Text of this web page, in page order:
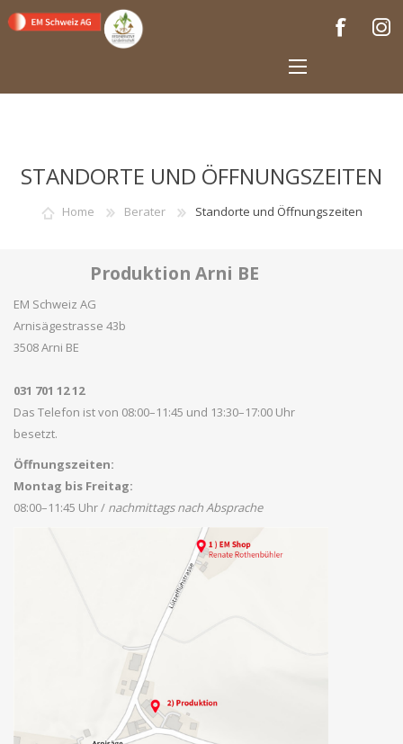
STANDORTE UND ÖFFNUNGSZEITEN
Home Berater Standorte und Öffnungszeiten
Produktion Arni BE
EM Schweiz AG
Arnisägestrasse 43b
3508 Arni BE
031 701 12 12
Das Telefon ist von 08:00–11:45 und 13:30–17:00 Uhr
besetzt.
Öffnungszeiten:
Montag bis Freitag:
08:00–11:45 Uhr / nachmittags nach Absprache